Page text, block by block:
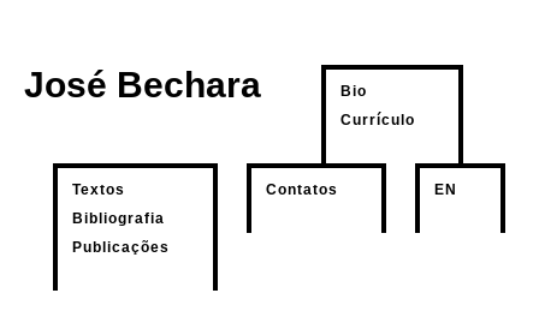
José Bechara
Bio
Currículo
Textos
Bibliografia
Publicações
Contatos EN